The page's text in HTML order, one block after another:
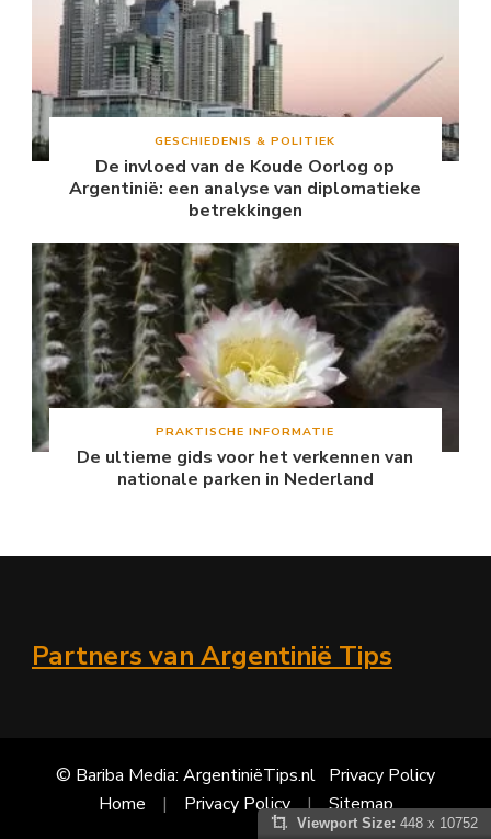
GESCHIEDENIS & POLITIEK
De invloed van de Koude Oorlog op
Argentinië: een analyse van diplomatieke
betrekkingen
PRAKTISCHE INFORMATIE
De ultieme gids voor het verkennen van
nationale parken in Nederland
Partners van Argentinië Tips
© Bariba Media: ArgentiniëTips.nl Privacy Policy
Home
Privacy Policy Sitemap
Viewport Size: 448 x 10752